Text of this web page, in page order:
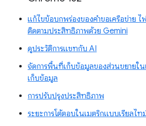
แก้ไขข้อบกพร่องของคำขอเครือข่าย
ติดตามประสิทธิภาพด้วย Gemini
ดูประวัติการแชทกับ AI
จัดการพื้นที่เก็บข้อมูลของส่วนขยาย
เก็บข้อมูล
การปรับปรุงประสิทธิภาพ
ระยะการโต้ตอบในเมตริกแบบเรียลไท